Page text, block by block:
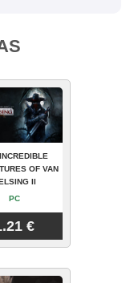
OF VAN
II
PC
€